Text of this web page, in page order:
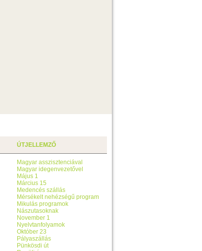
ÚTJELLEMZŐ
Magyar asszisztenciával
Magyar idegenvezetővel
Május 1
Március 15
Medencés szállás
Mérsékelt nehézségű program
Mikulás programok
Nászutasoknak
November 1
Nyelvtanfolyamok
Október 23
Pályaszállás
Pünkösdi út